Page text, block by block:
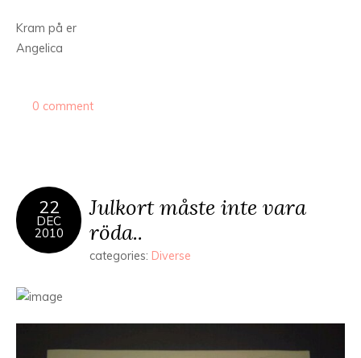
Kram på er
Angelica
0 comment
22
DEC
2010
Julkort måste inte vara
röda..
categories: Diverse